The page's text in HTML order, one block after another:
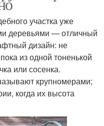
участка уже
деревьями — отличный
дизайн: не
из одной тоненькой
или сосенка.
крупномерами;
когда их высота